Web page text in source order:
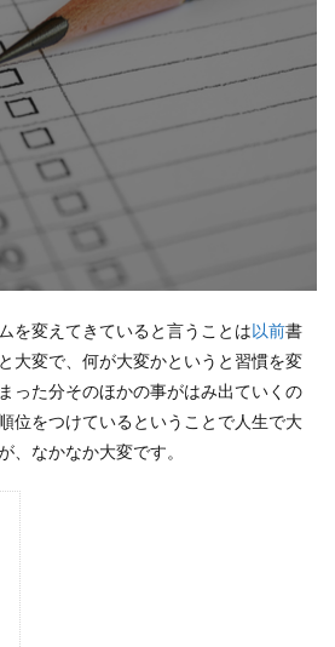
を変えてきていると言うことは以前書
大変で、何が大変かというと習慣を変
った分そのほかの事がはみ出ていくの
位をつけているということで人生で大
、なかなか大変です。